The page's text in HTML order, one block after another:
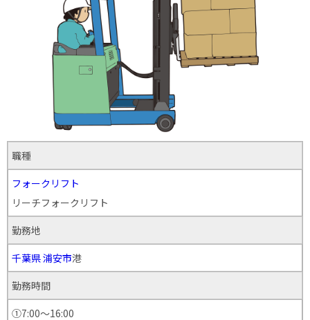
職種
フォークリフト
リーチフォークリフト
勤務地
千葉県浦安市港
勤務時間
①7:00〜16:00